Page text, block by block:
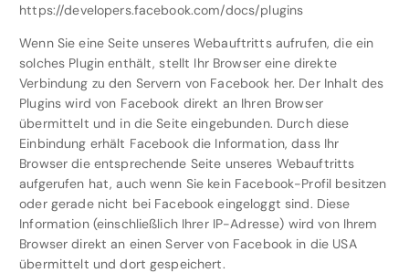
https://developers.facebook.com/docs/plugins
Wenn Sie eine Seite unseres Webauftritts aufrufen, die ein
solches Plugin enthält, stellt Ihr Browser eine direkte
Verbindung zu den Servern von Facebook her. Der Inhalt des
Plugins wird von Facebook direkt an Ihren Browser
übermittelt und in die Seite eingebunden. Durch diese
Einbindung erhält Facebook die Information, dass Ihr
Browser die entsprechende Seite unseres Webauftritts
aufgerufen hat, auch wenn Sie kein Facebook-Profil besitzen
oder gerade nicht bei Facebook eingeloggt sind. Diese
Information (einschließlich Ihrer IP-Adresse) wird von Ihrem
Browser direkt an einen Server von Facebook in die USA
übermittelt und dort gespeichert.